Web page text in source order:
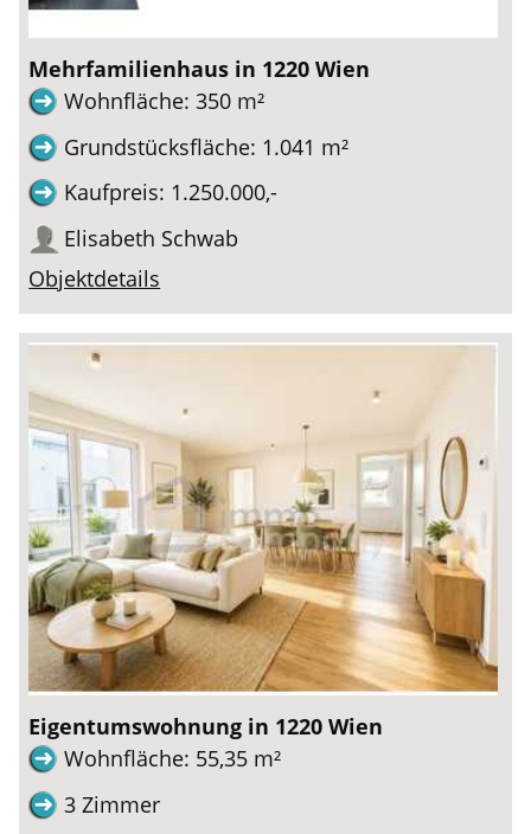
Mehrfamilienhaus in 1220 Wien
Wohnfläche: 350 m²
Grundstücksfläche: 1.041 m²
Kaufpreis: 1.250.000,-
Elisabeth Schwab
Objektdetails
Eigentumswohnung in 1220 Wien
Wohnfläche: 55,35 m²
3 Zimmer